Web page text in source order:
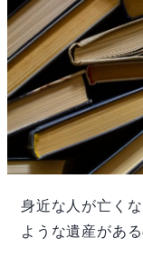
身近な人が亡く
ような遺産があ